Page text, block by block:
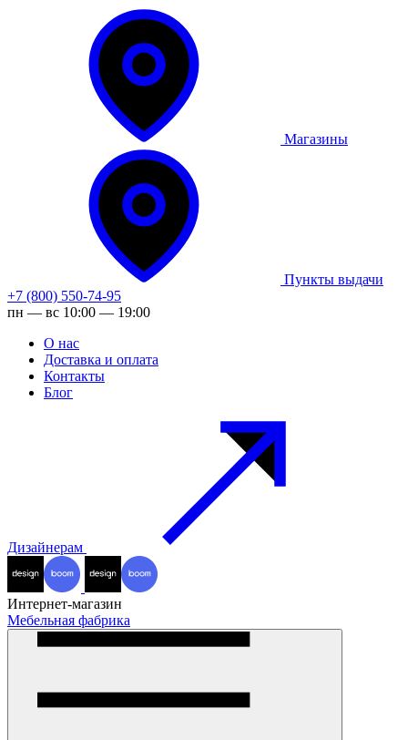
Магазины
Пункты выдачи
+7 (800) 550-74-95
пн — вс 10:00 — 19:00
О нас
Доставка и оплата
Контакты
Блог
Дизайнерам
Интернет-магазин
Мебельная фабрика